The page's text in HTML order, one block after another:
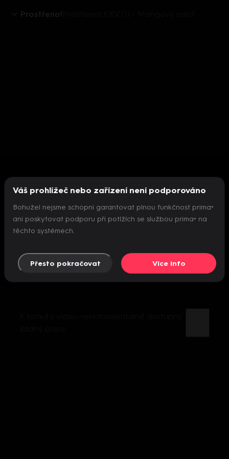
Prostřeno!
Nepodařilo se inicializovat přehrávač
Váš prohlížeč nebo zařízení není podporováno
Bohužel nejsme schopni garantovat plnou funkčnost prima+
ani poskytovat podporu při potížích se službou prima+ na
těchto systémech.
Přesto pokračovat Více info